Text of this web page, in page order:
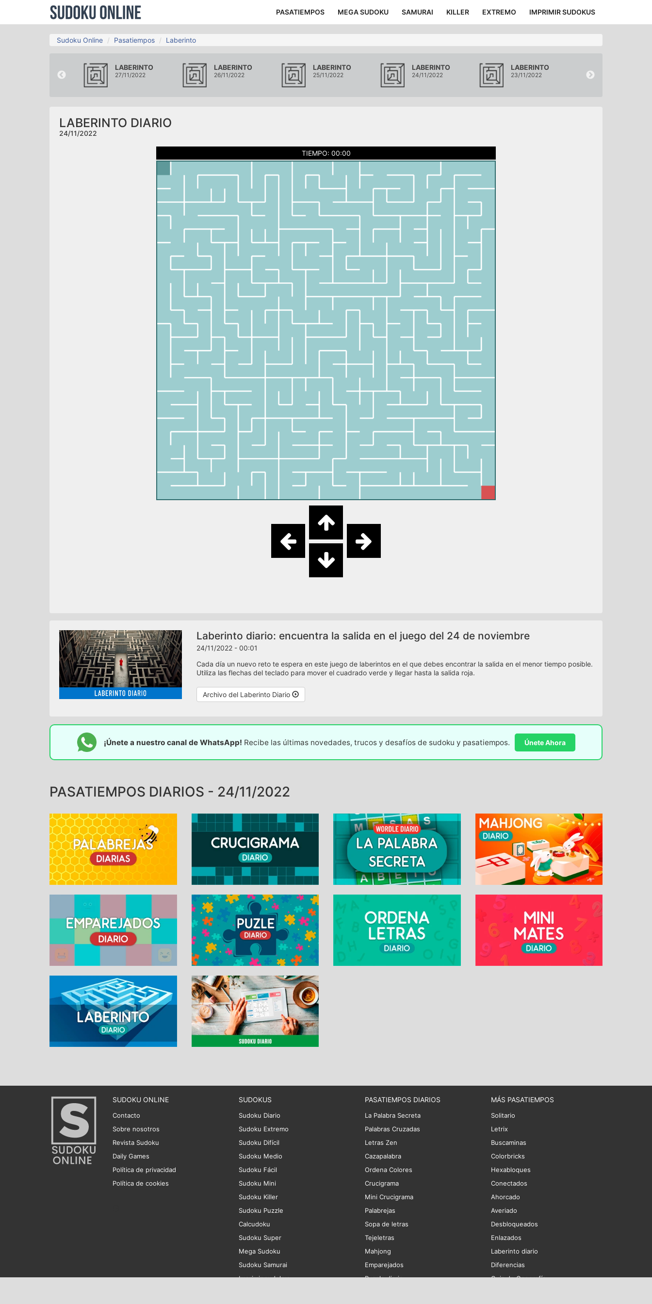
PASATIEMPOS MEGA SUDOKU SAMURAI KILLER EXTREMO IMPRIMIR SUDOKUS
Sudoku Online Pasatiempos Laberinto
LABERINTO
27/11/2022
LABERINTO
26/11/2022
LABERINTO
25/11/2022
LABERINTO
24/11/2022
LABERINTO
23/11/2022
LABERINTO DIARIO
24/11/2022
TIEMPO: 00:00
Laberinto diario: encuentra la salida en el juego del 24 de noviembre
24/11/2022 - 00:01
Cada día un nuevo reto te espera en este juego de laberintos en el que debes encontrar la salida en el menor tiempo posible.
Utiliza las flechas del teclado para mover el cuadrado verde y llegar hasta la salida roja.
Archivo del Laberinto Diario
¡Únete a nuestro canal de WhatsApp! Recibe las últimas novedades, trucos y desafíos de sudoku y pasatiempos. Únete Ahora
PASATIEMPOS DIARIOS - 24/11/2022
SUDOKU ONLINE
Contacto
Sobre nosotros
Revista Sudoku
Daily Games
Política de privacidad
Política de cookies
SUDOKUS
Sudoku Diario
Sudoku Extremo
Sudoku Difícil
Sudoku Medio
Sudoku Fácil
Sudoku Mini
Sudoku Killer
Sudoku Puzzle
Calcudoku
Sudoku Super
Mega Sudoku
Sudoku Samurai
Imprimir sudokus
PASATIEMPOS DIARIOS
La Palabra Secreta
Palabras Cruzadas
Letras Zen
Cazapalabra
Ordena Colores
Crucigrama
Mini Crucigrama
Palabrejas
Sopa de letras
Tejeletras
Mahjong
Emparejados
Puzzle diario
MÁS PASATIEMPOS
Solitario
Letrix
Buscaminas
Colorbricks
Hexabloques
Conectados
Ahorcado
Averiado
Desbloqueados
Enlazados
Laberinto diario
Diferencias
Quiz de Geografía